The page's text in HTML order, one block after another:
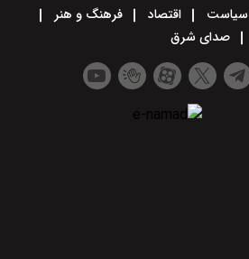
سیاست اقتصاد
فرهنگ و هنر
صدای شرق